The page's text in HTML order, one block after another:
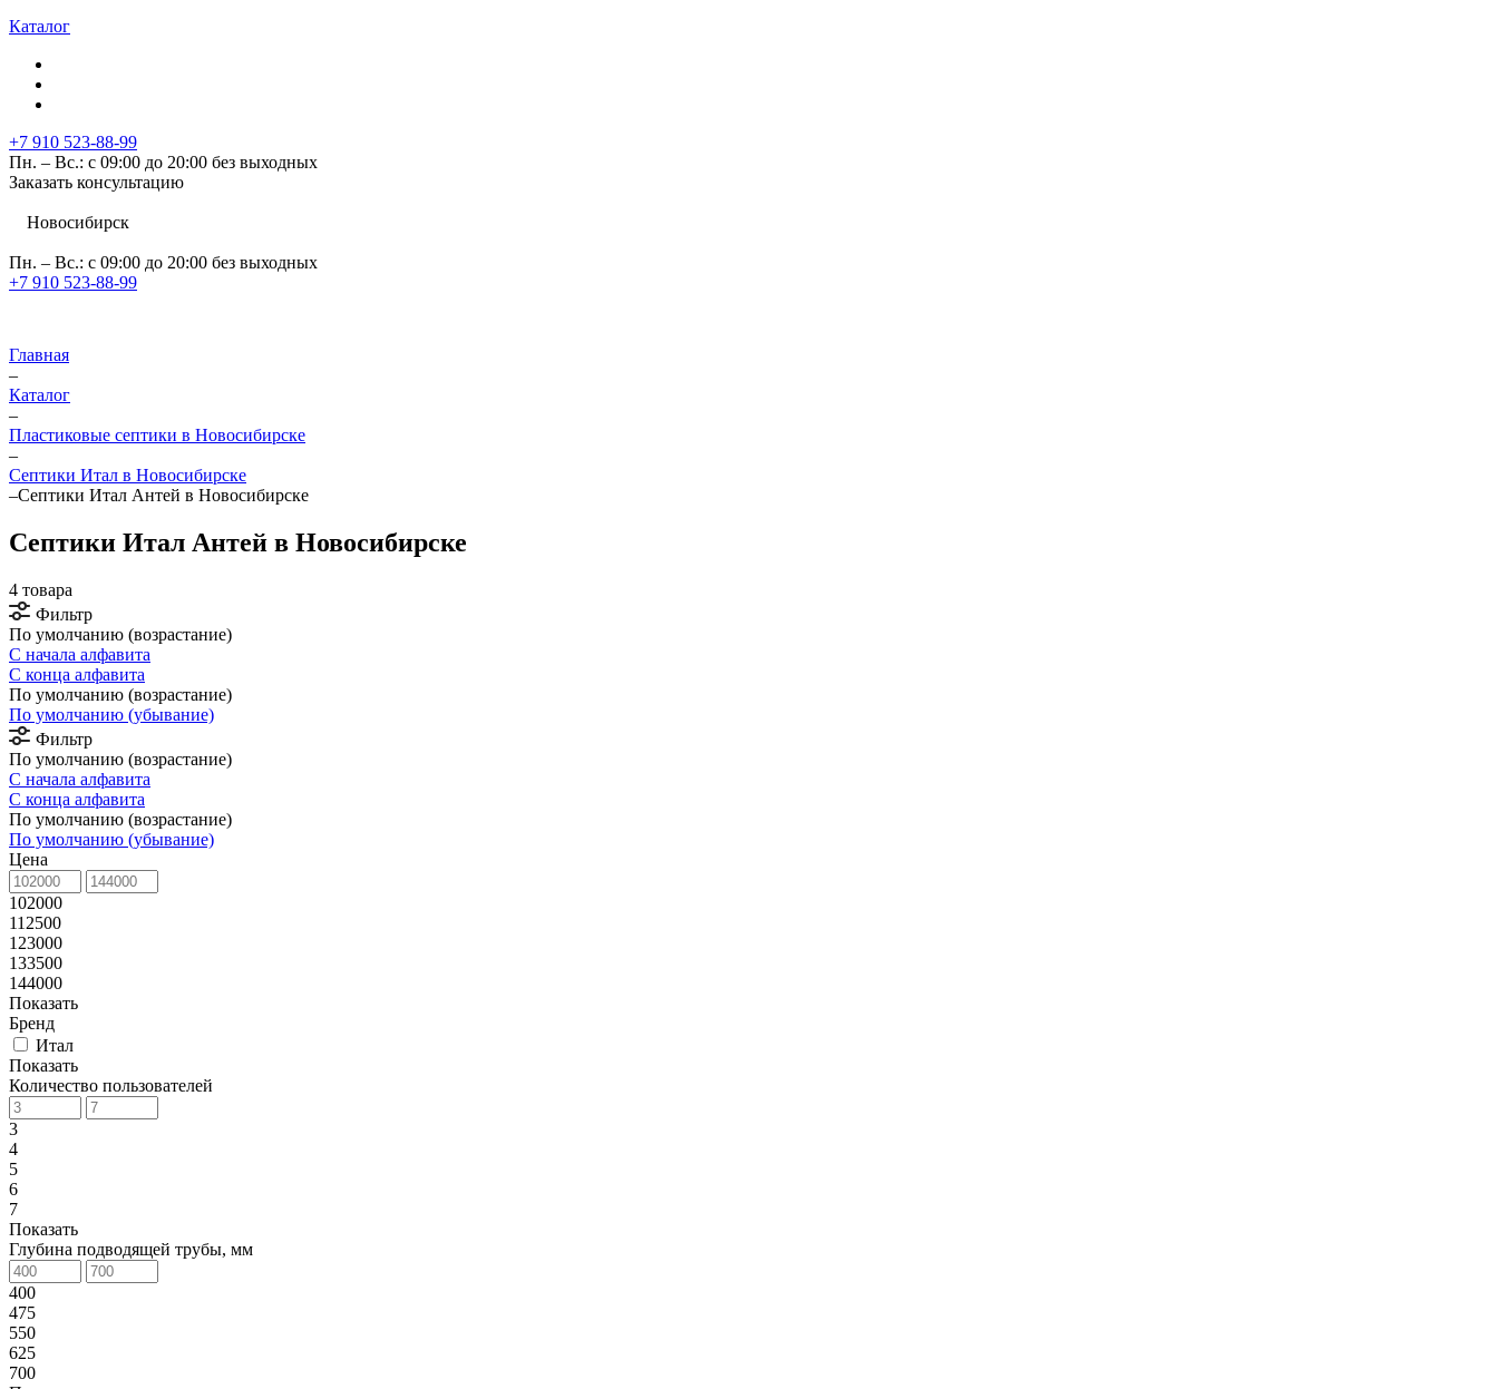
Каталог
+7 910 523-88-99
Пн. – Вс.: с 09:00 до 20:00 без выходных
Заказать консультацию
Новосибирск
Пн. – Вс.: с 09:00 до 20:00 без выходных
+7 910 523-88-99
Главная
–
Каталог
–
Пластиковые септики в Новосибирске
–
Септики Итал в Новосибирске
–Септики Итал Антей в Новосибирске
Септики Итал Антей в Новосибирске
4 товара
Фильтр
По умолчанию (возрастание)
С начала алфавита
С конца алфавита
По умолчанию (возрастание)
По умолчанию (убывание)
Фильтр
По умолчанию (возрастание)
С начала алфавита
С конца алфавита
По умолчанию (возрастание)
По умолчанию (убывание)
Цена
102000
112500
123000
133500
144000
Показать
Бренд
Итал
Показать
Количество пользователей
3
4
5
6
7
Показать
Глубина подводящей трубы, мм
400
475
550
625
700